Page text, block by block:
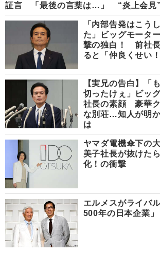
証言 「最後の言葉は…」
“炎上会見
「内部告発はこう
た」ビッグモータ
撃の独白！ 前社
ると「仲良くせい！
【実兄の告白】「
切ったけぇ」ビッ
社長の素顔 豪華
な別荘…知人が明
は
ヤマダ電機傘下の
美子社長が抜けた
化！の衝撃
エルメスがライバ
500年の日本企業」